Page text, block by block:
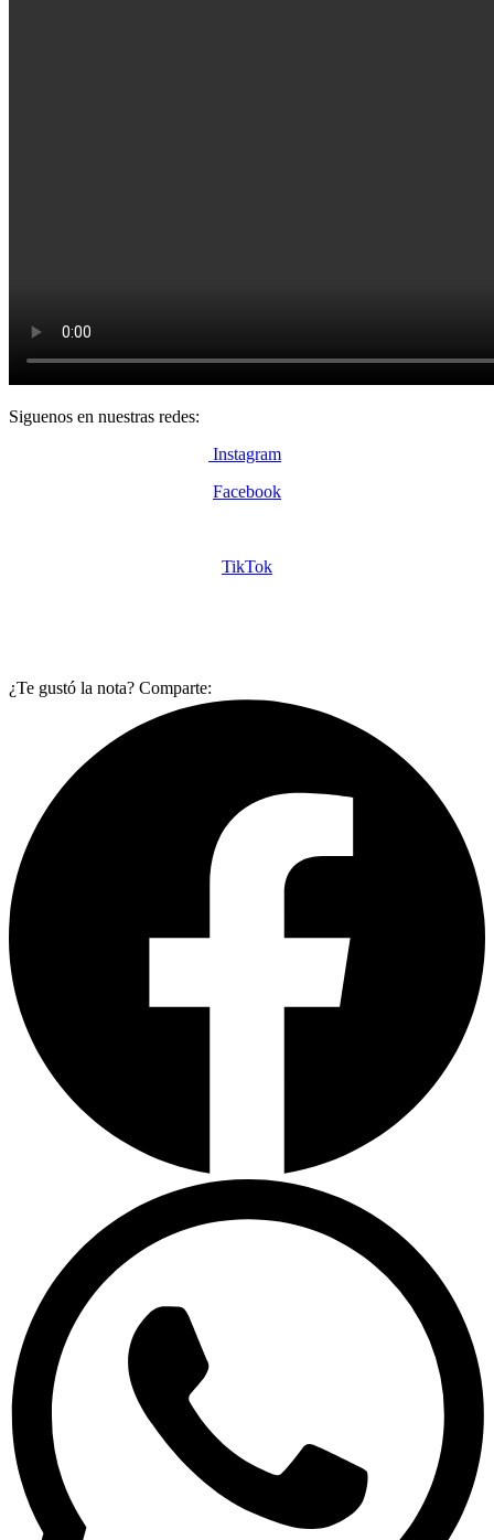
Siguenos en nuestras redes:
Instagram
Facebook
TikTok
¿Te gustó la nota? Comparte: